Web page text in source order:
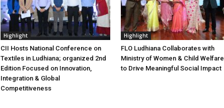
Highlight
CII Hosts National Conference on
Textiles in Ludhiana; organized 2nd
Edition Focused on Innovation,
Integration & Global
Competitiveness
Highlight
FLO Ludhiana Collaborates with
Ministry of Women & Child Welfare
to Drive Meaningful Social Impact